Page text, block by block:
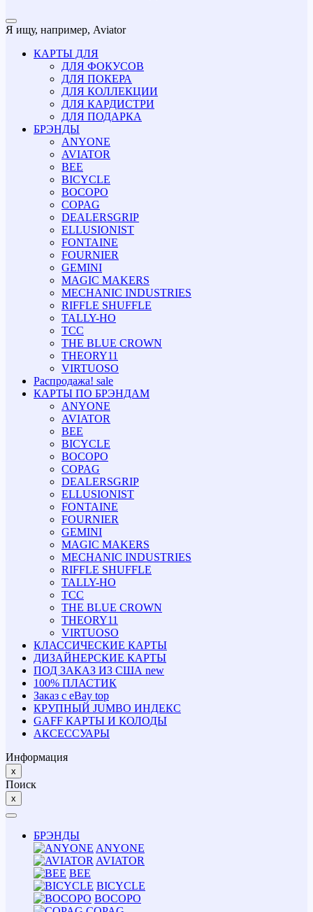
Я ищу, например, Aviator
КАРТЫ ДЛЯ
ДЛЯ ФОКУСОВ
ДЛЯ ПОКЕРА
ДЛЯ КОЛЛЕКЦИИ
ДЛЯ КАРДИСТРИ
ДЛЯ ПОДАРКА
БРЭНДЫ
ANYONE
AVIATOR
BEE
BICYCLE
BOCOPO
COPAG
DEALERSGRIP
ELLUSIONIST
FONTAINE
FOURNIER
GEMINI
MAGIC MAKERS
MECHANIC INDUSTRIES
RIFFLE SHUFFLE
TALLY-HO
TCC
THE BLUE CROWN
THEORY11
VIRTUOSO
Распродажа! sale
КАРТЫ ПО БРЭНДАМ
ANYONE
AVIATOR
BEE
BICYCLE
BOCOPO
COPAG
DEALERSGRIP
ELLUSIONIST
FONTAINE
FOURNIER
GEMINI
MAGIC MAKERS
MECHANIC INDUSTRIES
RIFFLE SHUFFLE
TALLY-HO
TCC
THE BLUE CROWN
THEORY11
VIRTUOSO
КЛАССИЧЕСКИЕ КАРТЫ
ДИЗАЙНЕРСКИЕ КАРТЫ
ПОД ЗАКАЗ ИЗ США new
100% ПЛАСТИК
Заказ с eBay top
КРУПНЫЙ JUMBO ИНДЕКС
GAFF КАРТЫ И КОЛОДЫ
АКСЕССУАРЫ
Информация
x
Поиск
x
БРЭНДЫ
ANYONE
AVIATOR
BEE
BICYCLE
BOCOPO